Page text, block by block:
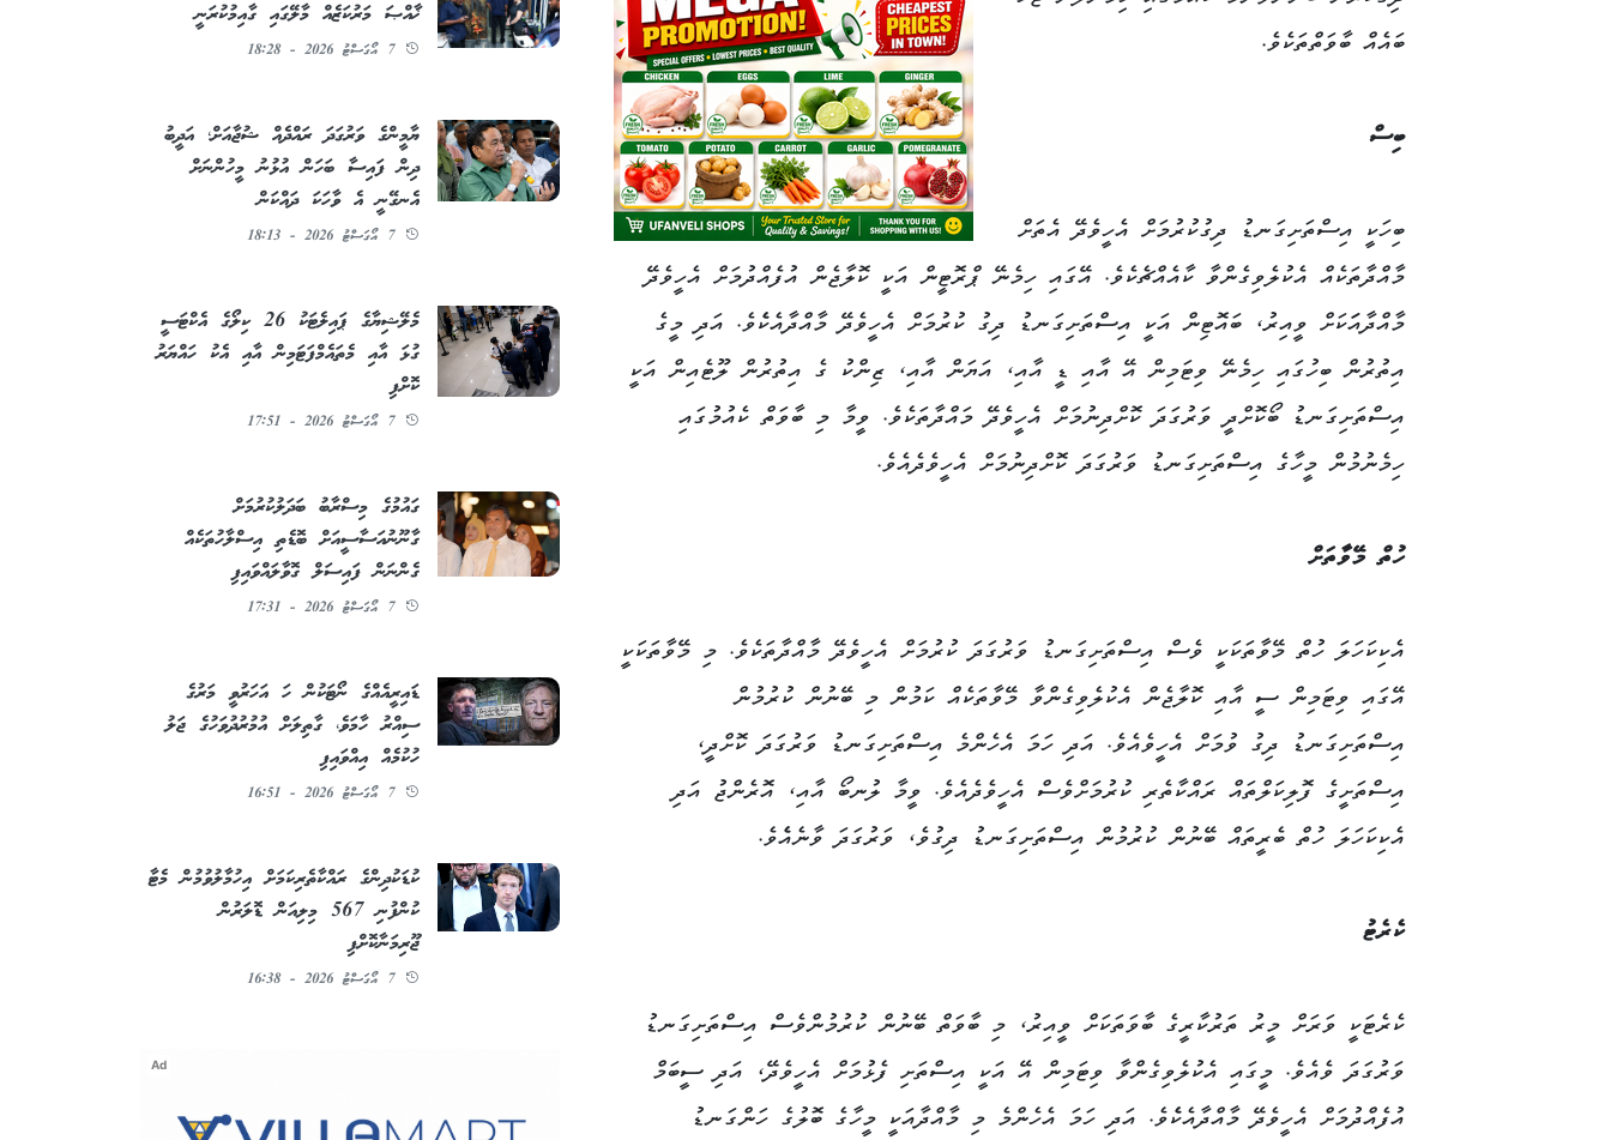
Linkބައެއް ބާވަތްތަކެވެ.
ބިސް
ބިހަކީ އިސްތަށިގަނޑު ދިގުކުރުމަށް އެހީވެދޭ އެތަށް
މާއްދާތަކެއް އެކުލެވިގެންވާ ކާއެއްޗެކެވެ. އޭގައި ހިމެނޭ ޕްރޮޓީން އަކީ ކޮލާޖެން އުފެއްދުމަށް އެހީވެދޭ
މާއްދާއަަކަށް ވީއިރު، ބައޮޓިން އަކީ އިސްތަށިގަނޑު ދިގު ކުރުމަށް އެހީވެދޭ މާއްދާއެކެެވެ. އަދި މީގެ
އިތުރުން ބިހުގައި ހިމެނޭ ވިޓަމިން އޭ އާއި ޑީ އާއި، އަޔަން އާއި، ޒިންކު ގެ އިތުރުން ލޫޓެއިން އަކީ
އިސްތަށިގަނޑު ބޯކޮށްދީ ވަރުގަދަ ކޮށްދިނުމަށް އެހީވެދޭ މައްދާތަކެވެ. ވީމާ މި ބާވަތް ކެއުމުގައި
ހިމެނުމުން މީހާގެ އިސްތަށިގަނޑު ވަރުގަދަ ކޮށްދިނުމަށް އެހީވެދެއެވެ.
ހުތް މޭވާތަށް
އެކިކަހަލަ ހުތް މޭވާތަކަކީ ވެސް އިސްތަށިގަނޑު ވަރުގަދަ ކުރުމަށް އެހީވެދޭ މާއްދާތަކެވެ. މި މޭވާތަކަކީ
އޭގައި ވިޓަމިން ސީ އާއި ކޮލާޖެން އެކުލެވިގެންވާ މޭވާތަކެއް ކަމުން މި ބޭނުން ކުރުމުން
އިސްތަށިގަނޑު ދިގު ވުމަށް އެހީވެއެވެ. އަދި ހަމަ އެހެންމެ އިސްތަށިގަނޑު ވަރުގަދަ ކޮށްދީ،
އިސްތަށީގެ ފޮލިކަލްތައް ރައްކާތެރި ކުރުމަށްވެސް އެހީވެދެއެވެ. ވީމާ ލުނބޯ އާއި، އޮރެންޖު އަދި
އެކިކަހަލަ ހުތް ބެރީތައް ބޭނުން ކުރުމުން އިސްތަށިގަނޑު ދިގުވެ، ވަރުގަދަ ވާނެއެެވެ.
ކެރެޓު
ކެރެޓަކީ ވަރަށް މީރު ތަރުކާރީގެ ބާވަތަކަށް ވީއިރު، މި ބާވަތް ބޭނުން ކުރުމުންވެސް އިސްތަށިގަނޑު
ވަރުގަދަ ވެއެވެ. މީގައި އެކުލެވިގެންވާ ވިޓަމިން އޭ އަކީ އިސްތަށި ފެޅުމަށް އެހީވެދޭ، އަދި ސީބަމް
އުފެއްދުމަށް އެހީވެދޭ މާއްދާއެކެެވެ. އަދި ހަމަ އެހެންމެ މި މާއްދާއަކީ މީހާގެ ބޮލުގެ ހަންގަނޑު
ޚާއްޞަ މަރުކަޒެއް މާލޭގައި ގާއިމުކުރަނީ
7 އޯގަސްޓު 2026 - 18:28
ޔާމީންގެ ވަރުގަދަ ރައްދެއް ޝުޖާއަށް؛ އަދީބު
ދިން ފައިސާ ބަހަން އުޅުނު މީހުންނަށް
އެނގޭނީ އެ ވާހަކަ ދައްކަން
7 އޯގަސްޓު 2026 - 18:13
މެލޭޝިޔާގެ ޕައިލެޓަކު 26 ކިލޯގެ އެކްޓަސީ
ގުޅަ އާއި މެތައެމްފަޓަމިން އާއި އެކު ހައްޔަރު
ކޮށްފި
7 އޯގަސްޓު 2026 - 17:51
ގައުމުގެ މިސްރާބު ބަދަލުކުރުމަށް
ގާނޫނުއަސާސީއަށް ބޮޑެތި އިސްލާހުތަކެއް
ގެންނަން ފައިސަލް ގޮވާލައްވައިފި
7 އޯގަސްޓު 2026 - 17:31
ޑައިރީއެއްގެ ނޯޓަކުން ހަ އަހަރުވީ މަރުގެ
ސިއްރު ހާމަވެ، ގާތިލަށް އުމުރުދުވަހުގެ ޖަލު
ހުކުމެއް އިއްވައިފި
7 އޯގަސްޓު 2026 - 16:51
ކުޑަކުދިންގެ ރައްކާތެރިކަމަށް އިހުމާލުވުމުން މެޓާ
ކުންފުނި 567 މިލިއަން ޑޮލަރުން
ޖޫރިމަނާކޮށްފި
7 އޯގަސްޓު 2026 - 16:38
Ad